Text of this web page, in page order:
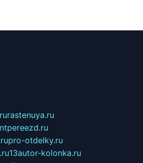
rastenuya.ru
pro-otdelky.ru
13autor-kolonka.ru